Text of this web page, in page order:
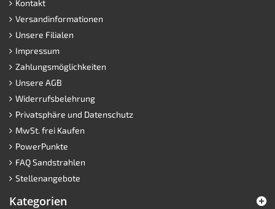
Kontakt
Versandinformationen
Unsere Filialen
Impressum
Zahlungsmöglichkeiten
Unsere AGB
Widerrufsbelehrung
Privatsphäre und Datenschutz
MwSt. frei Kaufen
PowerPunkte
FAQ Sandstrahlen
Stellenangebote
Kategorien